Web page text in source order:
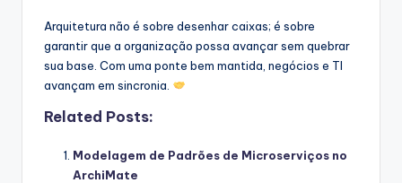
Arquitetura não é sobre desenhar caixas; é sobre
garantir que a organização possa avançar sem quebrar
sua base. Com uma ponte bem mantida, negócios e TI
avançam em sincronia.
Related Posts:
Modelagem de Padrões de Microserviços no
ArchiMate